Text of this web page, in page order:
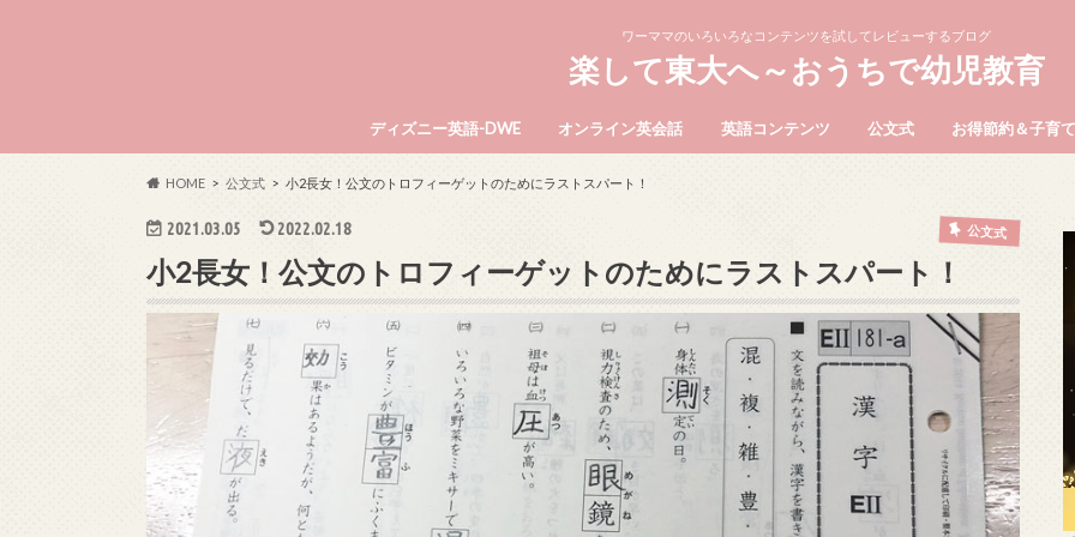
ワーママのいろいろなコンテンツを試してレビューするブログ
楽して東大へ～おうちで幼児教育
ディズニー英語-DWE オンライン英会話 英語コンテンツ 公文式 お得節約＆子育
HOME 公文式 小2長女！公文のトロフィーゲットのためにラストスパート！
2021.03.05 2022.02.18 公文式
小2長女！公文のトロフィーゲットのためにラストスパート！